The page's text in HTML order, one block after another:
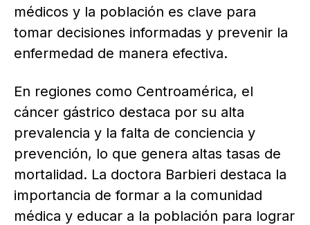
médicos y la población es clave para
tomar decisiones informadas y prevenir la
enfermedad de manera efectiva.
En regiones como Centroamérica, el
cáncer gástrico destaca por su alta
prevalencia y la falta de conciencia y
prevención, lo que genera altas tasas de
mortalidad. La doctora Barbieri destaca la
importancia de formar a la comunidad
médica y educar a la población para lograr